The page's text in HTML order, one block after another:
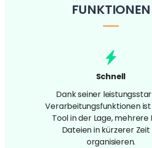
FUNKTIONEN
Schnell
Dank seiner
Verarbeitungsfunktionen ist
Tool in der Lage, mehrere
Dateien in kürzerer Zeit
organisieren.